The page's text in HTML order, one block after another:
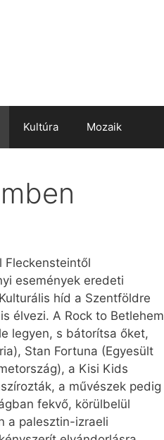
Kultúra Mozaik
Fleckensteintől
események eredeti
híd a Szentföldre
élvezi. A Rock to Betlehem
legyen, s bátorítsa őket,
Stan Fortuna (Egyesült
a Kisi Kids
a művészek pedig
fekvő, körülbelül
a palesztin-izraeli